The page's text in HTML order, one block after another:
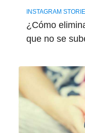
INSTAGRAM
¿Cómo
que no se